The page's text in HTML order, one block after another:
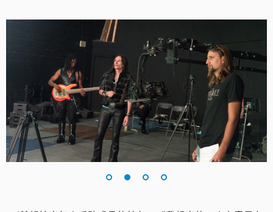
Sweden
中华台北
Turkey
UAE
Ukraine
United Kingdom